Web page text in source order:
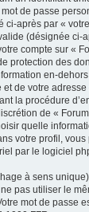
de passe
ci-après par «
(désignée ci-
compte sur «
protection des
en-
et de votre
la procédure
de «
quelle
votre profil,
par le logiciel
à sens
pas utiliser le
mot de passe